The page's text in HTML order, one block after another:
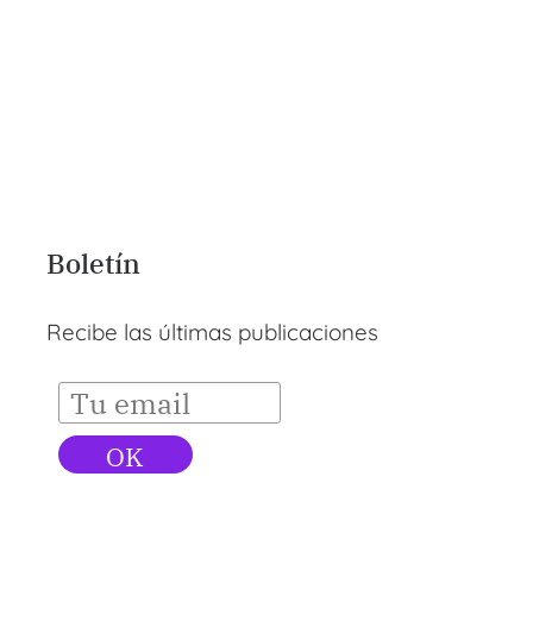
Boletín
Recibe las últimas publicaciones